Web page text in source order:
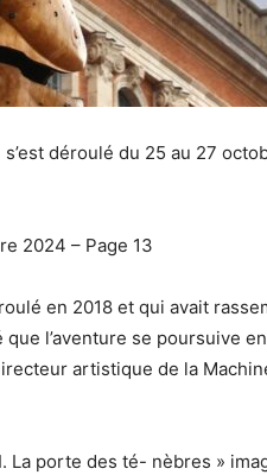
déroulé du 25 au 27
2024 – Page 13
en 2018 et qui avait
l’aventure se poursuive
artistique de la
La porte des té- nèbres »